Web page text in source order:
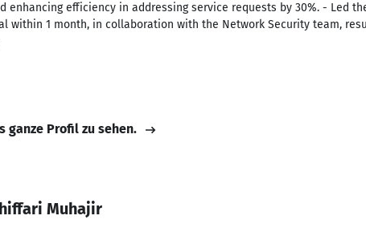
enhancing efficiency in addressing service requests by 30%. - Led
within 1 month, in collaboration with the Network Security team,
ganze Profil zu sehen.
Muhajir